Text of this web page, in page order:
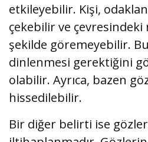
etkileyebilir. Kişi,
çekebilir ve
şekilde göremeyebilir.
dinlenmesi gerektiğini
olabilir. Ayrıca, bazen
hissedilebilir.
Bir diğer belirti ise